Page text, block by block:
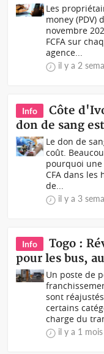
Les
money (PDV)
novembre
FCFA sur
agence...
il y a 2
Info
Côte
don de sang
Le don de
coût.
pourquoi une
CFA dans
de...
il y a 3
Info
Togo :
pour les bus,
Un poste de
sont
certains
charge du
il y a 1 mois